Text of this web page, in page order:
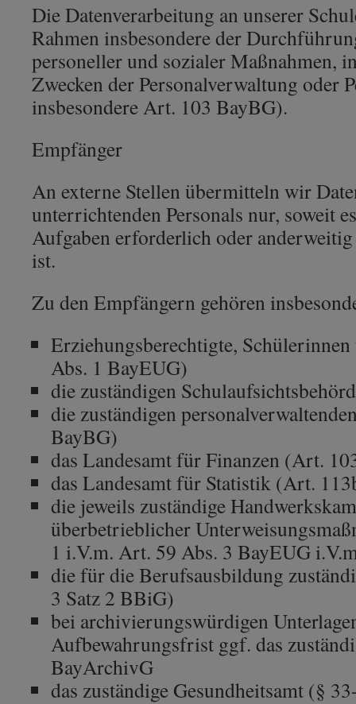
Die Datenverarbeitung an unserer
Rahmen insbesondere der
personeller und sozialer Maßnahmen,
Zwecken der Personalverwaltung oder
insbesondere Art. 103 BayBG).
Empfänger
An externe Stellen übermitteln wir
unterrichtenden Personals nur, soweit
Aufgaben erforderlich oder anderweitig
ist.
Zu den Empfängern gehören
Erziehungsberechtigte,
Abs. 1 BayEUG)
die zuständigen
die zuständigen
BayBG)
das Landesamt für Finanzen (Art.
das Landesamt für Statistik (Art.
die jeweils zuständige
überbetrieblicher
1 i.V.m. Art. 59 Abs. 3 BayEUG
die für die Berufsausbildung
3 Satz 2 BBiG)
bei archivierungswürdigen
Aufbewahrungsfrist ggf. das
BayArchivG
das zuständige Gesundheitsamt (§